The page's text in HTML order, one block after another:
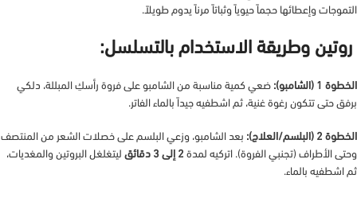
التموجات وإعطائها حجماً حيوياً وثباتاً مرناً يدوم طويلاً.
روتين وطريقة الاستخدام بالتسلسل:
الخطوة 1 (الشامبو):
ضعي كمية مناسبة من الشامبو على فروة رأسكِ المبللة، دلكي
برفق حتى تتكون رغوة غنية، ثم اشطفيه جيداً بالماء الفاتر.
الخطوة 2 (البلسم/العلاج):
بعد الشامبو، وزعي البلسم على خصلات الشعر من المنتصف
وحتى الأطراف (تجنبي الفروة). اتركيه لمدة 2 إلى 3 دقائق
ليتغلغل البروتين والمغديات،
ثم اشطفيه بالماء.